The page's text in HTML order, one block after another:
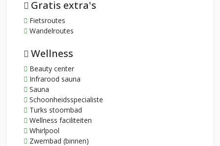
Gratis extra's
Fietsroutes
Wandelroutes
Wellness
Beauty center
Infrarood sauna
Sauna
Schoonheidsspecialiste
Turks stoombad
Wellness faciliteiten
Whirlpool
Zwembad (binnen)